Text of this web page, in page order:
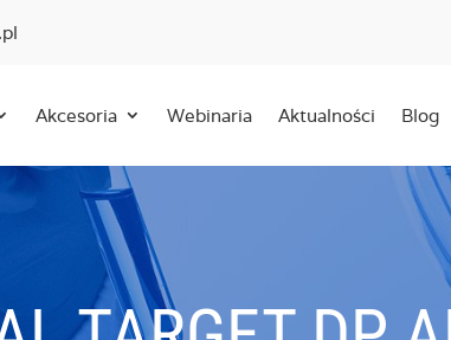
Akcesoria Webinaria Aktualności Blog